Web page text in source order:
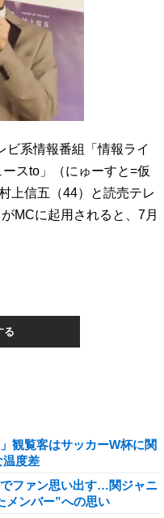
系情報番組「情報ライ
スto」（にゅーすと=仮
上信五（44）と読売テレ
MCに起用されると、7月
る
観覧客はサッカーW杯に関
温度差
ファン思い出す…関ジャニ
メンバー”への思い